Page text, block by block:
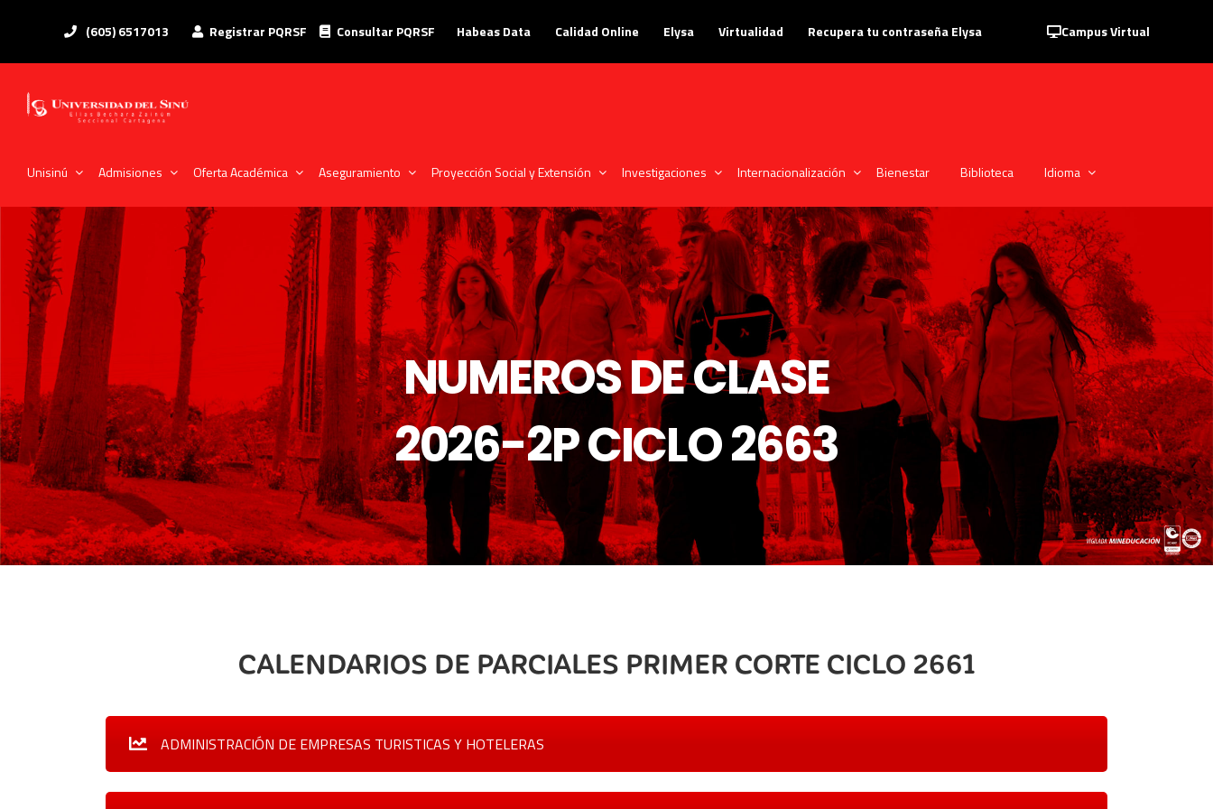
Campus Virtual
Habeas Data Calidad Online Elysa Virtualidad Recupera tu contraseña Elysa
(605) 6517013 Registrar PQRSF Consultar PQRSF
Unisinú Admisiones Oferta Académica Aseguramiento Proyección Social y Extensión Investigaciones Internacionalización Bienestar Biblioteca Idioma
NUMEROS DE CLASE
2026-2P CICLO 2663
CALENDARIOS DE PARCIALES PRIMER CORTE CICLO 2661
ADMINISTRACIÓN DE EMPRESAS TURISTICAS Y HOTELERAS